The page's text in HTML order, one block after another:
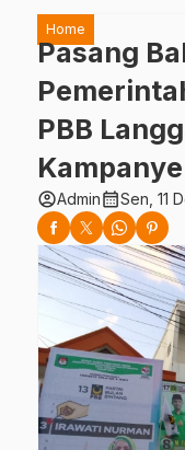
Home
Pasang
PBB
Kampanye
account_circleAdmincalendar_monthSen, 11